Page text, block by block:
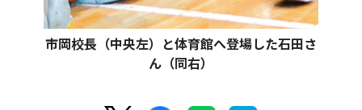
市岡校長（中央左）と体育館へ登場した石田さ
ん（同右）